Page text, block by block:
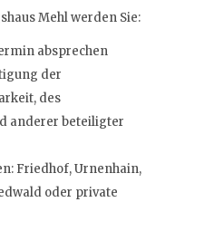
Mehl werden Sie:
absprechen
der
des
anderer beteiligter
Friedhof, Urnenhain,
oder private